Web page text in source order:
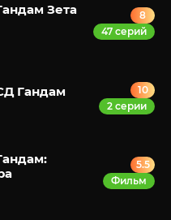
Зета
8
47 серий
Гандам
10
2 серии
5.5
Фильм